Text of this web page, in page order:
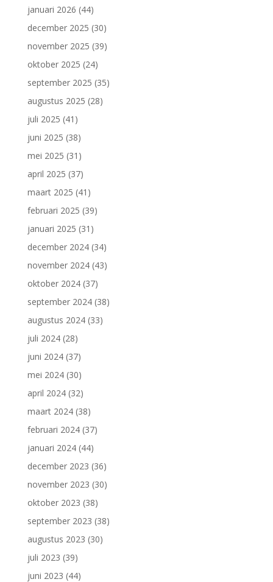
januari 2026 (44)
december 2025 (30)
november 2025 (39)
oktober 2025 (24)
september 2025 (35)
augustus 2025 (28)
juli 2025 (41)
juni 2025 (38)
mei 2025 (31)
april 2025 (37)
maart 2025 (41)
februari 2025 (39)
januari 2025 (31)
december 2024(34)
november 2024(43)
oktober 2024(37)
september 2024(38)
augustus 2024(33)
juli 2024(28)
juni 2024(37)
mei 2024(30)
april 2024(32)
maart 2024(38)
februari 2024(37)
januari 2024(44)
december 2023 (36)
november 2023 (30)
oktober 2023 (38)
september 2023 (38)
augustus 2023 (30)
juli 2023 (39)
juni 2023 (44)